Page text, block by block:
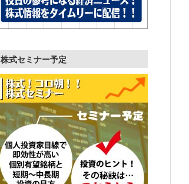
株式セミナー予定